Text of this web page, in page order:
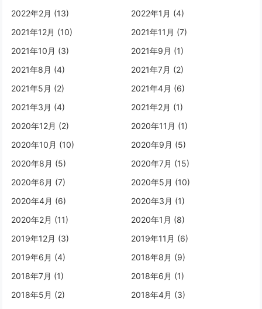
2022年2月 (13)
2022年1月 (4)
2021年12月 (10)
2021年11月 (7)
2021年10月 (3)
2021年9月 (1)
2021年8月 (4)
2021年7月 (2)
2021年5月 (2)
2021年4月 (6)
2021年3月 (4)
2021年2月 (1)
2020年12月 (2)
2020年11月 (1)
2020年10月 (10)
2020年9月 (5)
2020年8月 (5)
2020年7月 (15)
2020年6月 (7)
2020年5月 (10)
2020年4月 (6)
2020年3月 (1)
2020年2月 (11)
2020年1月 (8)
2019年12月 (3)
2019年11月 (6)
2019年6月 (4)
2018年8月 (9)
2018年7月 (1)
2018年6月 (1)
2018年5月 (2)
2018年4月 (3)